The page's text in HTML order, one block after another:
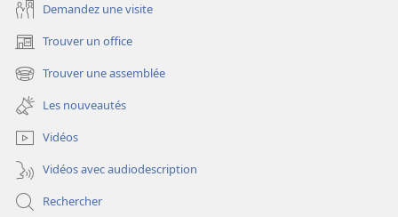
Demandez une visite
Trouver un office
(ouvre
une
nouvelle
fenêtre)
Trouver une assemblée
(ouvre
une
nouvelle
fenêtre)
Les nouveautés
Vidéos
Vidéos avec audiodescription
Rechercher